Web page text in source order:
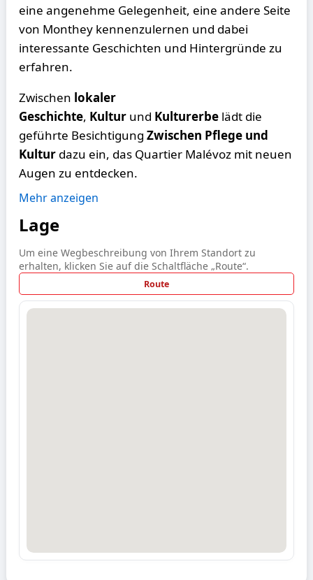
eine angenehme Gelegenheit, eine andere Seite
von Monthey kennenzulernen und dabei
interessante Geschichten und Hintergründe zu
erfahren.
Zwischen lokaler
Geschichte, Kultur und Kulturerbe lädt die
geführte BesichtigungZwischen Pflege und
Kultur dazu ein, das Quartier Malévoz mit neuen
Augen zu entdecken.
Mehr anzeigen
Lage
Um eine Wegbeschreibung von Ihrem Standort zu
erhalten, klicken Sie auf die Schaltfläche „Route“.
Route